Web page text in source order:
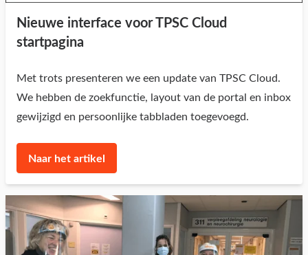
Nieuwe interface voor TPSC Cloud
startpagina
Met trots presenteren we een update van TPSC Cloud.
We hebben de zoekfunctie, layout van de portal en inbox
gewijzigd en persoonlijke tabbladen toegevoegd.
Naar het artikel